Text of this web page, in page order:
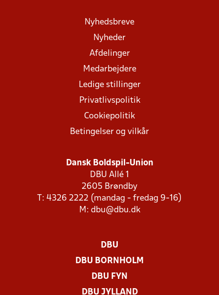
Nyhedsbreve
Nyheder
Afdelinger
Medarbejdere
Ledige stillinger
Privatlivspolitik
Cookiepolitik
Betingelser og vilkår
Dansk Boldspil-Union
DBU Allé 1
2605 Brøndby
T: 4326 2222 (mandag - fredag 9-16)
M: dbu@dbu.dk
DBU
DBU BORNHOLM
DBU FYN
DBU JYLLAND